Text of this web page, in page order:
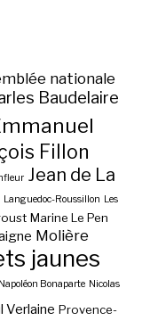
nationale
Baudelaire
Fillon
Jean de La
Languedoc-Roussillon Les
Marine Le Pen
Molière
jaunes
Napoléon Bonaparte Nicolas
Verlaine Provence-